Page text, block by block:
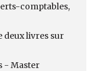
comptables,
deux livres sur
- Master